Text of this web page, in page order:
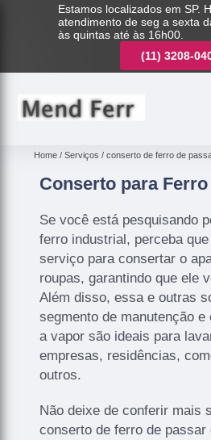
Estamos localizados em SP.
atendimento de seg a sexta
às quintas até às 16h00.
(11) 3208-
Home Serviços conserto de ferro de
Conserto para
Se você está pesquisando
ferro industrial, perceba
serviço para consertar o
roupas, garantindo que ele
Além disso, essa e outras
segmento de manutenção
a vapor são ideais para
empresas, residências,
outros.
Não deixe de conferir mais
conserto de ferro de passar